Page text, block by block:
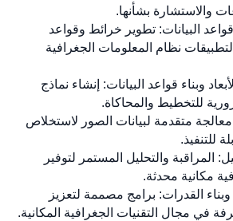
والاستشارة بشأنها.
البيانات: تطوير خرائط وقواعد
لتطبيقات نظام المعلومات الجغرافية
وبناء قواعد البيانات: إنشاء نماذج
للتخطيط والمحاكاة.
متقدمة لبيانات الصور لاستخلاص
للتنفيذ.
المراقبة والتحليل المستمر لتوفير
مكانية محدثة.
وبناء القدرات: برامج مصممة لتعزيز
في مجال التقنيات الجغرافية المكانية.